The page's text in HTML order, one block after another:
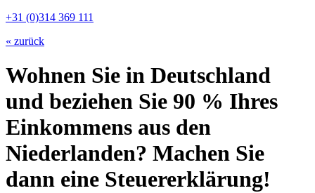
+31 (0)314 369 111
« zurück
Wohnen Sie in Deutschland
und beziehen Sie 90 % Ihres
Einkommens aus den
Niederlanden? Machen Sie
dann eine Steuererklärung!